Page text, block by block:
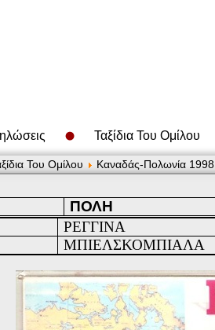
Ταξίδια Του Ομίλου
Του Ομίλου
Καναδάς-Πολωνία 1998
ΠΟΛΗ
ΡΕΓΓΙΝΑ
ΜΠΙΕΛΣΚΟΜΠΙΑΛΑ